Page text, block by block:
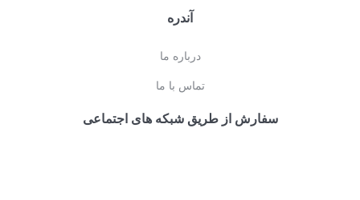
آندره
درباره ما
تماس با ما
سفارش از طریق شبکه های اجتماعی